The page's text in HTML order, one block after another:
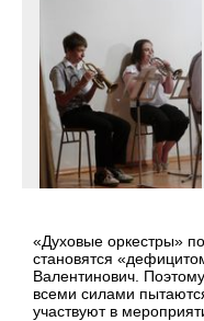
«Духовые оркестры»
становятся
Валентинович.
всеми силами
участвуют в